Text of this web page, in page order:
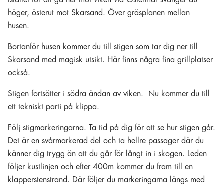
höger, österut mot Skarsand. Över gräsplanen mellan
husen.
Bortanför husen kommer du till stigen som tar dig ner till
Skarsand med magisk utsikt. Här finns några fina grillplatser
också.
Stigen fortsätter i södra ändan av viken. Nu kommer du till
ett tekniskt parti på klippa.
Följ stigmarkeringarna. Ta tid på dig för att se hur stigen går.
Det är en svårmarkerad del och ta hellre passager där du
känner dig trygg än att du går för långt in i skogen. Leden
följer kustlinjen och efter 400m kommer du fram till en
klapperstenstrand. Där följer du markeringarna längs med